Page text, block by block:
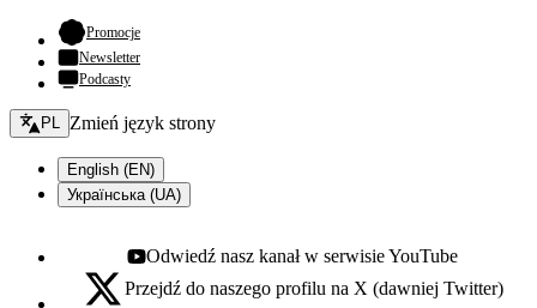
Promocje- otwiera się w nowej karcie
Newsletter
Podcasty
Zmień język - bieżący:
PL Zmień język strony
English (EN)
Українська (UA)
Youtube - otwiera się w nowej karcie
Odwiedź nasz kanał w serwisie YouTube
X - otwiera się w nowej karcie
Przejdź do naszego profilu na X (dawniej Twitter)